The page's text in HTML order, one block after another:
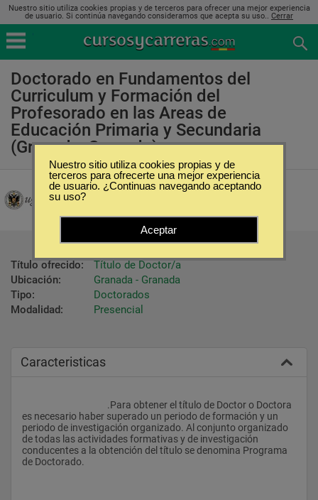
Nuestro sitio utiliza cookies propias y de terceros para ofrecer una mejor experiencia
de usuario. Si continúa navegando consideramos que acepta su uso.. Cerrar
Doctorado en Fundamentos del
Curriculum y Formación del
Profesorado en las Areas de
Educación Primaria y Secundaria
(Granada, Granada)
Universidad de Granada
Título ofrecido:
Título de Doctor/a
Ubicación:
Granada - Granada
Tipo:
Doctorados
Modalidad:
Presencial
Caracteristicas
es necesario haber superado un periodo de formación y un
periodo de investigación organizado. Al conjunto organizado
de todas las actividades formativas y de investigación
conducentes a la obtención del título se denomina Programa
de Doctorado.
Nuestro sitio utiliza cookies propias y de
terceros para ofrecerte una mejor experiencia
de usuario. ¿Continuas navegando aceptando
su uso?
Aceptar